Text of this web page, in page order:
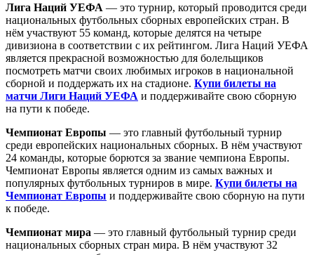
Лига Наций УЕФА — это турнир, который проводится среди
национальных футбольных сборных европейских стран. В
нём участвуют 55 команд, которые делятся на четыре
дивизиона в соответствии с их рейтингом. Лига Наций УЕФА
является прекрасной возможностью для болельщиков
посмотреть матчи своих любимых игроков в национальной
сборной и поддержать их на стадионе. Купи билеты на
матчи Лиги Наций УЕФА и поддерживайте свою сборную
на пути к победе.
Чемпионат Европы — это главный футбольный турнир
среди европейских национальных сборных. В нём участвуют
24 команды, которые борются за звание чемпиона Европы.
Чемпионат Европы является одним из самых важных и
популярных футбольных турниров в мире. Купи билеты на
Чемпионат Европы и поддерживайте свою сборную на пути
к победе.
Чемпионат мира — это главный футбольный турнир среди
национальных сборных стран мира. В нём участвуют 32